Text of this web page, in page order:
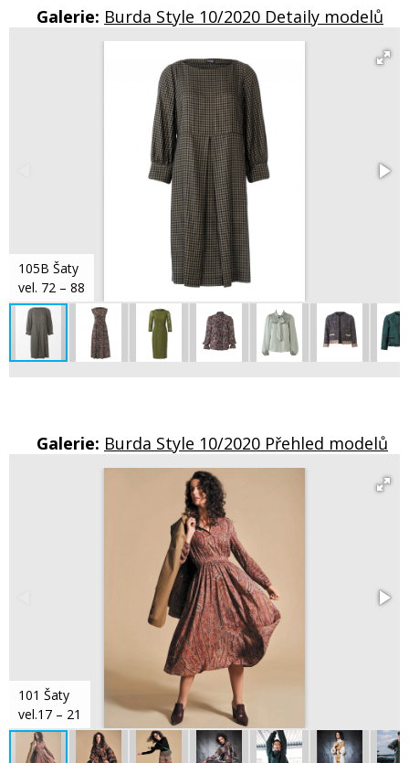
Galerie: Burda Style 10/2020 Detaily modelů
105B Šaty
vel. 72 – 88
Galerie: Burda Style 10/2020 Přehled modelů
101 Šaty
vel.17 – 21